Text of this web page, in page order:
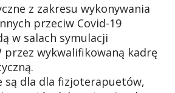
z zakresu wykonywania
przeciw Covid-19
w salach symulacji
przez wykwalifikowaną kadrę
są dla dla fizjoterapuetów,